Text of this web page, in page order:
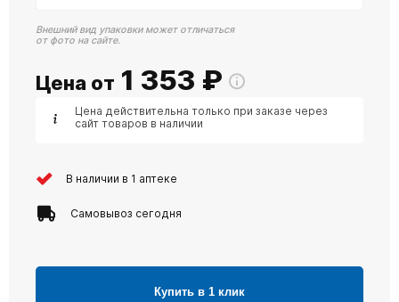
Внешний вид упаковки может отличаться
от фото на сайте.
Цена от 1 353 ₽
Цена действительна только при заказе через
сайт товаров в наличии
В наличии в 1 аптеке
Самовывоз сегодня
Купить в 1 клик